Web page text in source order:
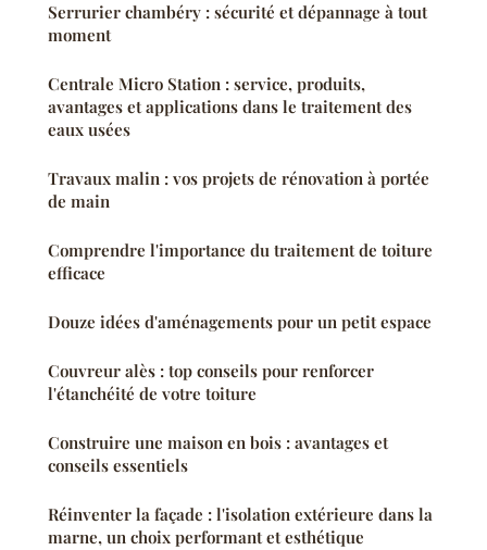
Serrurier chambéry : sécurité et dépannage à tout
moment
Centrale Micro Station : service, produits,
avantages et applications dans le traitement des
eaux usées
Travaux malin : vos projets de rénovation à portée
de main
Comprendre l'importance du traitement de toiture
efficace
Douze idées d'aménagements pour un petit espace
Couvreur alès : top conseils pour renforcer
l'étanchéité de votre toiture
Construire une maison en bois : avantages et
conseils essentiels
Réinventer la façade : l'isolation extérieure dans la
marne, un choix performant et esthétique